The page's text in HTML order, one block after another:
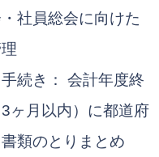
社員総会に向けた
続き： 会計年度終
ヶ月以内）に都道府
類のとりまとめ